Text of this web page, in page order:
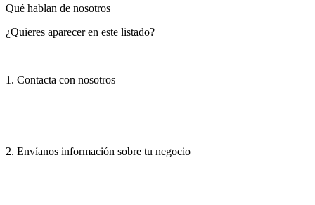
Qué hablan de nosotros
¿Quieres aparecer en este listado?
1. Contacta con nosotros
2. Envíanos información sobre tu negocio